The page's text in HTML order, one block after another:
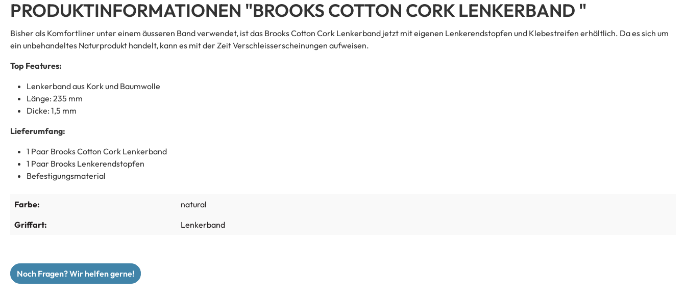
PRODUKTINFORMATIONEN "BROOKS COTTON CORK LENKERBAND "
Bisher als Komfortliner unter einem äusseren Band verwendet, ist das Brooks Cotton Cork Lenkerband jetzt mit eigenen Lenkerendstopfen und Klebestreifen erhältlich. Da es sich um
ein unbehandeltes Naturprodukt handelt, kann es mit der Zeit Verschleisserscheinungen aufweisen.
Top Features:
Lenkerband aus Kork und Baumwolle
Länge: 235 mm
Dicke: 1,5 mm
Lieferumfang:
1 Paar Brooks Cotton Cork Lenkerband
1 Paar Brooks Lenkerendstopfen
Befestigungsmaterial
Farbe:
natural
Griffart:
Lenkerband
Noch Fragen? Wir helfen gerne!